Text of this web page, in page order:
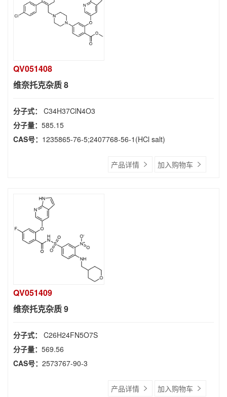
QV051408
维奈托克杂质 8
分子式： C34H37ClN4O3
分子量： 585.15
CAS号： 1235865-76-5;2407768-56-1(HCl salt)
产品详情 加入购物车
QV051409
维奈托克杂质 9
分子式： C26H24FN5O7S
分子量： 569.56
CAS号： 2573767-90-3
产品详情 加入购物车